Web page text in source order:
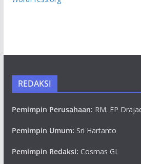
REDAKSI
Pemimpin Perusahaan: RM. EP
Pemimpin Umum: Sri Hartanto
Pemimpin Redaksi: Cosmas GL